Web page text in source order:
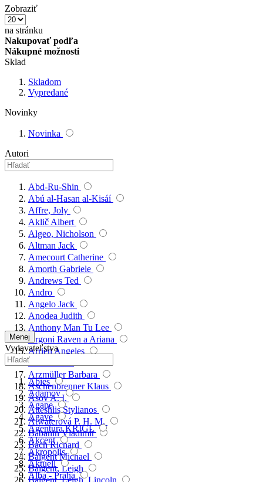
Zobraziť
na stránku
Nakupovať podľa
Nákupné možnosti
Sklad
Skladom
Vypredané
Novinky
Novinka
Autori
Abd-Ru-Shin
Abú al-Hasan al-Kisáí
Affre, Joly
Aklič Albert
Algeo, Nicholson
Altman Jack
Amecourt Catherine
Amorth Gabriele
Andrews Ted
Andro
Angelo Jack
Anodea Judith
Anthony Man Tu Lee
Argoni Raven a Ariana
Arrien Angeles
Arthur Jean
Arzmüller Barbara
Aschenbrenner Klaus
Asov A. I.
Atteshlis Stylianos
Atwaterová P. H. M.
Babanin Vladimír
Bach Richard
Baigent Michael
Baigent, Leigh
Baigent, Leigh, Lincoln
Menej
Vydavateľstva
Abies
Adamov
Agape
Agave
Agentura KRIGL
Akcent
Akropolis
Aktuell
Alba - Praha